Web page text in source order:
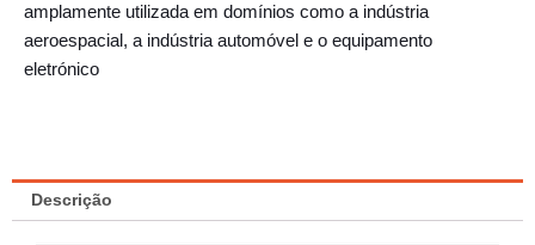
amplamente utilizada em domínios como a indústria
aeroespacial, a indústria automóvel e o equipamento
eletrónico
Descrição